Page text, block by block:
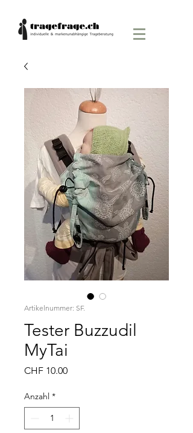
Artikelnummer: SF.
Tester Buzzudil
MyTai
CHF 10.00Preis
Anzahl *